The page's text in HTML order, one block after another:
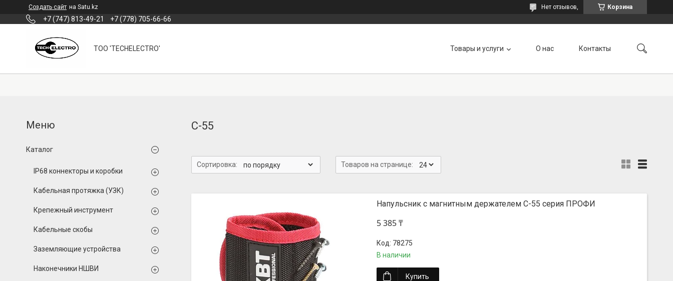
Создать сайт на Satu.kz Корзина
Нет отзывов,
+7 (747) 813-49-21 +7 (778) 705-66-66
ТОО 'TECHELECTRO' Товары и услуги О нас Контакты
С-55
Напульсник с магнитным держателем С-55 серия ПРОФИ
5 385 ₸
78275
В наличии
Купить
Каталог
IP68 коннекторы и коробки
Кабельная протяжка (УЗК)
Крепежный инструмент
Кабельные скобы
Заземляющие устройства
Наконечники НШВИ